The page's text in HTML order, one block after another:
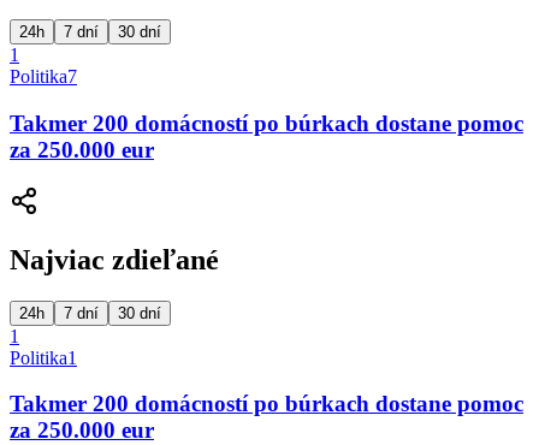
24h 7 dní 30 dní
1
Politika7
Takmer 200 domácností po búrkach dostane pomoc
za 250.000 eur
Najviac zdieľané
24h 7 dní 30 dní
1
Politika1
Takmer 200 domácností po búrkach dostane pomoc
za 250.000 eur